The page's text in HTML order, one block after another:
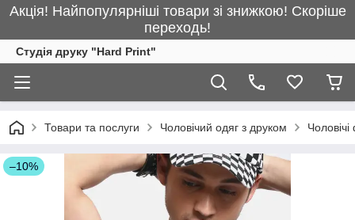
Акція! Найпопулярніші товари зі знижкою! Скоріше
переходь!
Студія друку "Hard Print"
Товари та послуги Чоловічий одяг з друком
–10%